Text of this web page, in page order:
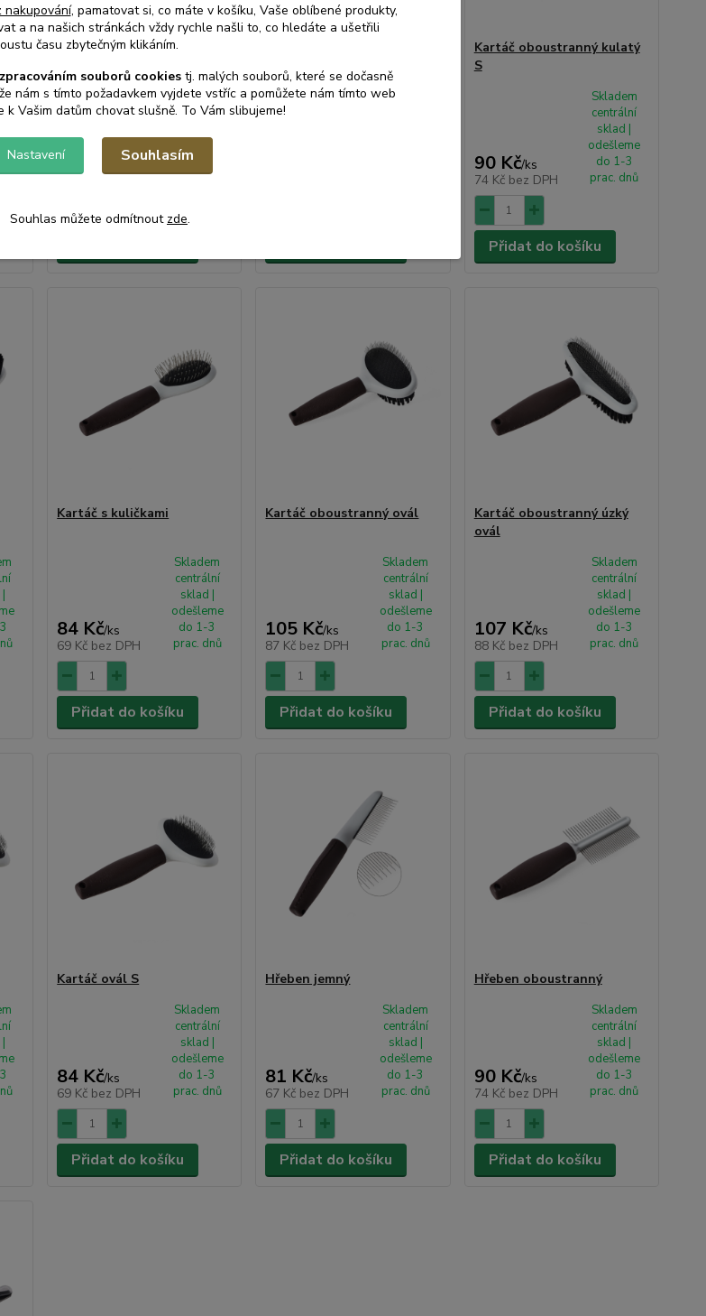
Kartáč ovál samočistící
139 Kč
ks
115 Kč
bez DPH
Skladem
centrální
odešleme
do 1-3
prac. dnů
Skladem
Kartáč oboustranný kulatý
S
90 Kč/ks
74 Kč bez DPH
Skladem
centrální
sklad |
odešleme
do 1-3
prac. dnů
Přidat do košíku
Kartáč s kuličkami
84 Kč/ks
69 Kč bez DPH
Skladem
centrální
sklad |
odešleme
do 1-3
prac. dnů
Přidat do košíku
Kartáč oboustranný ovál
105 Kč/ks
87 Kč bez DPH
Skladem
centrální
sklad |
odešleme
do 1-3
prac. dnů
Přidat do košíku
Kartáč oboustranný úzký
ovál
107 Kč/ks
88 Kč bez DPH
Skladem
centrální
sklad |
odešleme
do 1-3
prac. dnů
Přidat do košíku
Kartáč ovál S
84 Kč/ks
69 Kč bez DPH
Skladem
centrální
sklad |
odešleme
do 1-3
prac. dnů
Přidat do košíku
Hřeben jemný
81 Kč/ks
67 Kč bez DPH
Skladem
centrální
sklad |
odešleme
do 1-3
prac. dnů
Přidat do košíku
Hřeben oboustranný
90 Kč/ks
74 Kč bez DPH
Skladem
centrální
sklad |
odešleme
do 1-3
prac. dnů
Přidat do košíku
nakupování, pamatovat si, co máte v košíku, Vaše oblíbené produkty,
a na našich stránkách vždy rychle našli to, co hledáte a ušetřili
času zbytečným klikáním.
zpracováním souborů cookies tj. malých souborů, které se dočasně
nám s tímto požadavkem vyjdete vstříc a pomůžete nám tímto web
k Vašim datům chovat slušně. To Vám slibujeme!
Nastavení Souhlasím
Souhlas můžete odmítnout zde.